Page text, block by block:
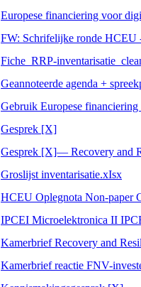
Europese financiering voor
FW: Schrifelijke ronde HCEU
Fiche_RRP-
Geannoteerde agenda +
Gebruik Europese
Gesprek [X]
Gesprek [X]— Recovery and
Groslijst inventarisatie.xIsx
HCEU Oplegnota Non-paper
IPCEI Microelektronica II
Kamerbrief Recovery and
Kamerbrief reactie FNV-